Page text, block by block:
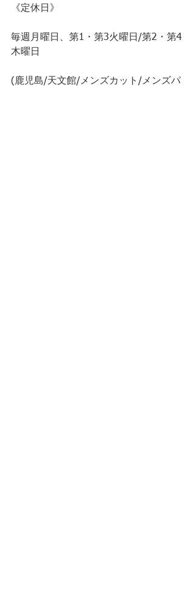
《定休日》
毎週月曜日、第1・第3火曜日/第2・第4
木曜日
(鹿児島/天文館/メンズカット/メンズパ